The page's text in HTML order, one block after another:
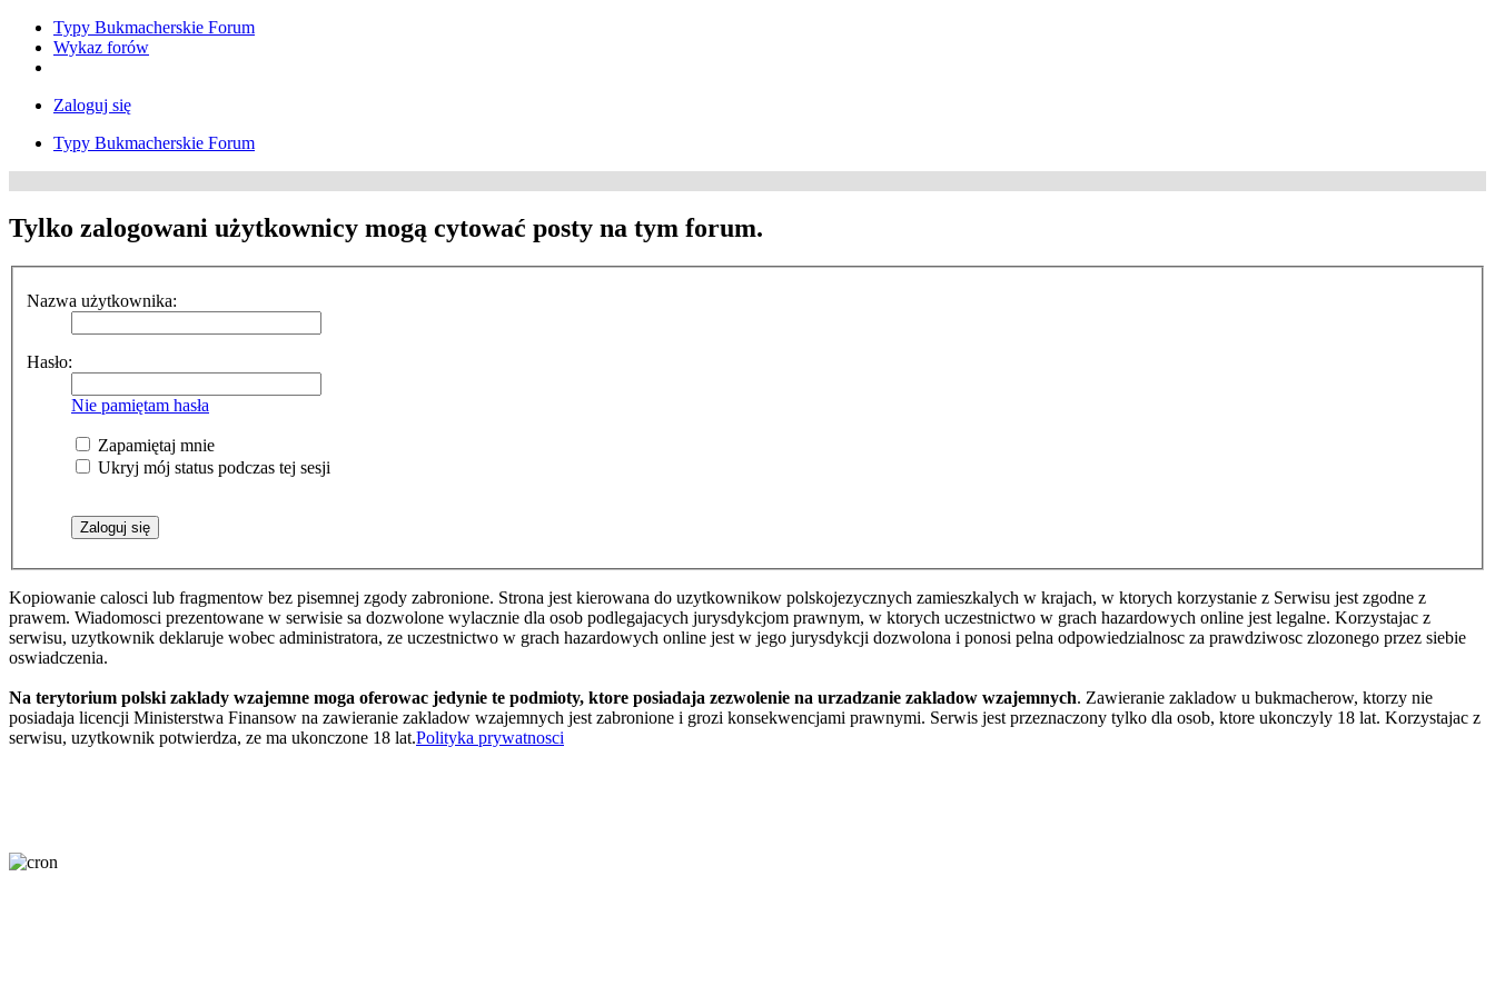
Typy Bukmacherskie Forum
Wykaz forów
Zaloguj się
Typy Bukmacherskie Forum
Tylko zalogowani użytkownicy mogą cytować posty na tym forum.
Nazwa użytkownika:
Hasło:
Nie pamiętam hasła
Zapamiętaj mnie
Ukryj mój status podczas tej sesji
Kopiowanie calosci lub fragmentow bez pisemnej zgody zabronione. Strona jest kierowana do uzytkownikow polskojezycznych zamieszkalych w krajach, w ktorych korzystanie z Serwisu jest zgodne z
prawem. Wiadomosci prezentowane w serwisie sa dozwolone wylacznie dla osob podlegajacych jurysdykcjom prawnym, w ktorych uczestnictwo w grach hazardowych online jest legalne. Korzystajac z
serwisu, uzytkownik deklaruje wobec administratora, ze uczestnictwo w grach hazardowych online jest w jego jurysdykcji dozwolona i ponosi pelna odpowiedzialnosc za prawdziwosc zlozonego przez siebie
oswiadczenia.
Na terytorium polski zaklady wzajemne moga oferowac jedynie te podmioty, ktore posiadaja zezwolenie na urzadzanie zakladow wzajemnych. Zawieranie zakladow u bukmacherow, ktorzy nie
posiadaja licencji Ministerstwa Finansow na zawieranie zakladow wzajemnych jest zabronione i grozi konsekwencjami prawnymi. Serwis jest przeznaczony tylko dla osob, ktore ukonczyly 18 lat. Korzystajac z
serwisu, uzytkownik potwierdza, ze ma ukonczone 18 lat.Polityka prywatnosci